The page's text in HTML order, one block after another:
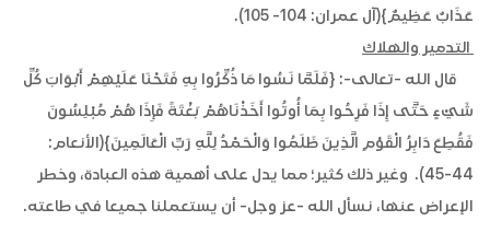
عَذَابٌ عَظِيمٌ}(آل عمران: 104- 105).
التدمير والهلاك
قال الله -تعالى-: {فَلَمَّا نَسُوا مَا ذُكِّرُوا بِهِ فَتَحْنَا عَلَيْهِمْ أَبْوَابَ كُلِّ
شَيْءٍ حَتَّى إِذَا فَرِحُوا بِمَا أُوتُوا أَخَذْنَاهُمْ بَغْتَةً فَإِذَا هُمْ مُبْلِسُونَ
فَقُطِعَ دَابِرُ الْقَوْمِ الَّذِينَ ظَلَمُوا وَالْحَمْدُ لِلَّهِ رَبِّ الْعَالَمِينَ}(الأنعام:
44-45). وغير ذلك كثير؛ مما يدل على أهمية هذه العبادة، وخطر
الإعراض عنها، نسأل الله -عز وجل- أن يستعملنا جميعا في طاعته.